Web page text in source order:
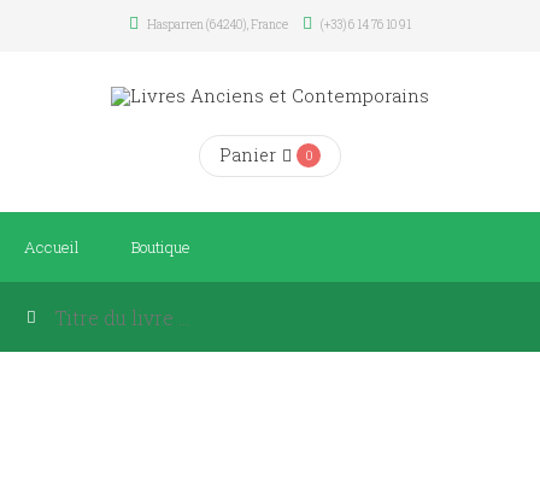
Hasparren (64240), France (+33) 6 14 76 10 91
Panier 0
Accueil Boutique